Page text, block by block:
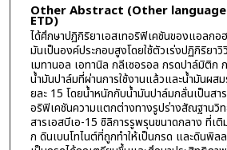
Other Abstract (Other
ETD)
ได้ศึกษาปฏิกิริยาเอสเทอริฟิเคชันของแอลกอ
มันเป็นองค์ประกอบสูงโดยใช้ตัวเร่งปฏิกิริยา
เมทานอล เอทานิล กลีเซอรอล กรดปาล์มิติก
น้ำมันปาล์มที่ผ่านการใช้งานแล้วและน้ำมันผส
ยละ 15 โดยน้ำหนักกับน้ำมันปาล์มกลั่นเป็นสา
อริฟิเคชันความแตกต่างทางรูปร่างสัณฐานวิ
สารเอสบีเอ-15 ซิลิการรูพรุนขนาดกลาง ที่เ
ก ดินเบนโทไนต์ที่ถูกทำให้เป็นกรด และดินพิล